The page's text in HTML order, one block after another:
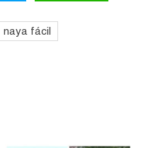
naya fácil